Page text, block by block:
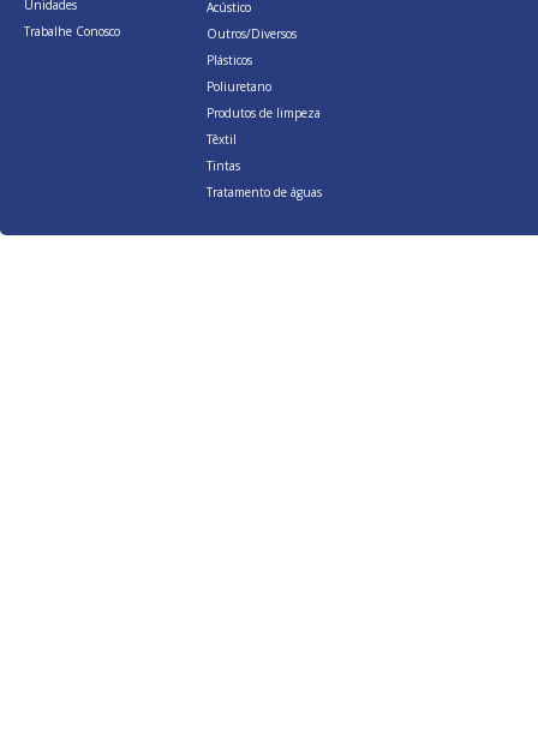
Unidades
Trabalhe Conosco
Acústico
Outros/Diversos
Plásticos
Poliuretano
Produtos de limpeza
Têxtil
Tintas
Tratamento de águas